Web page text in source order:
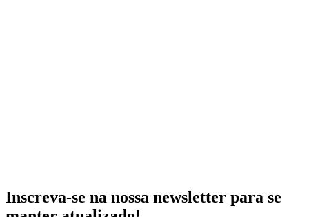
Inscreva-se na nossa newsletter para se